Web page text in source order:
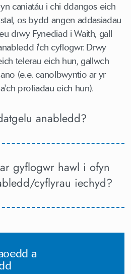
caniatáu i chi ddangos eich
os bydd angen addasiadau
drwy Fynediad i Waith, gall
i'ch cyflogwr. Drwy
telerau eich hun, gallwch
(e.e. canolbwyntio ar yr
profiadau eich hun).
anabledd?
gyflogwr hawl i ofyn
cyflyrau iechyd?
a